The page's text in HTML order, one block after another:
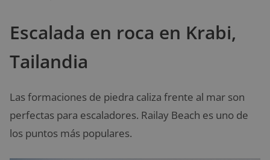
Escalada en roca en Krabi,
Tailandia
Las formaciones de piedra caliza frente al mar son
perfectas para escaladores. Railay Beach es uno de
los puntos más populares.